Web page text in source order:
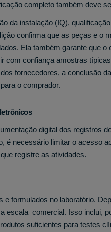
completo também deve
da instalação (IQ),
confirma que as peças e o
Ela também garante que o
com confiança amostras
fornecedores, a conclusão
o comprador.
digital dos registros
é necessário limitar o acesso
registre as atividades.
formulados no laboratório.
escala comercial. Isso inclui,
suficientes para testes